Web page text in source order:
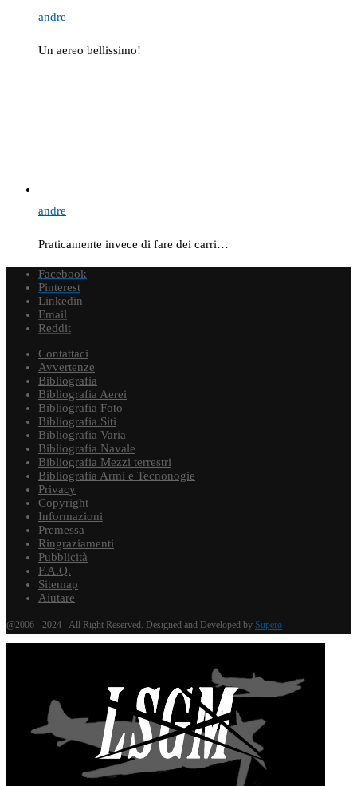
andre
Un aereo bellissimo!
andre
Praticamente invece di fare dei carri…
Facebook
Pinterest
Linkedin
Email
Reddit
Contattaci
Avvertenze
Bibliografia
Bibliografia Aerei
Bibliografia Foto
Bibliografia Siti
Bibliografia Varia
Bibliografia Navale
Bibliografia Mezzi terrestri
Bibliografia Armi e Tecnonogie
Privacy
Copyright
Informazioni
Premessa
Ringraziamenti
Pubblicità
F.A.Q.
Sitemap
Aiutare
@2006 - 2024 - All Right Reserved. Designed and Developed by Supero